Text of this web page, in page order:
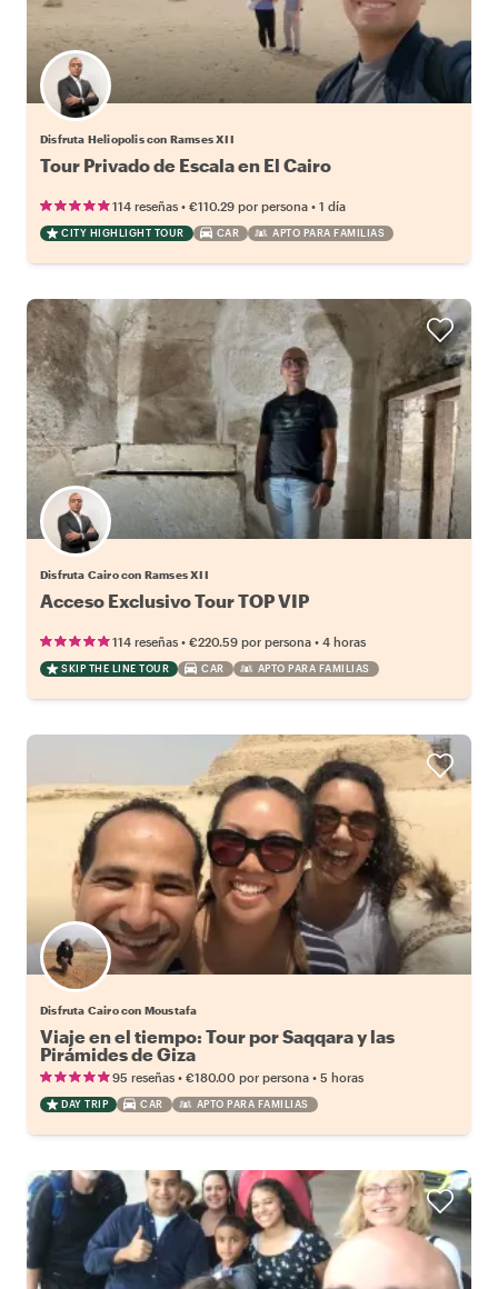
Disfruta Heliopolis con Ramses XII
Tour Privado de Escala en El Cairo
114 reseñas • €110.29 por persona • 1 día
CITY HIGHLIGHT TOUR CAR APTO PARA FAMILIAS
Disfruta Cairo con Ramses XII
Acceso Exclusivo Tour TOP VIP
114 reseñas • €220.59 por persona • 4 horas
SKIP THE LINE TOUR CAR APTO PARA FAMILIAS
Disfruta Cairo con Moustafa
Viaje en el tiempo: Tour por Saqqara y las
Pirámides de Giza
95 reseñas • €180.00 por persona • 5 horas
DAY TRIP CAR APTO PARA FAMILIAS